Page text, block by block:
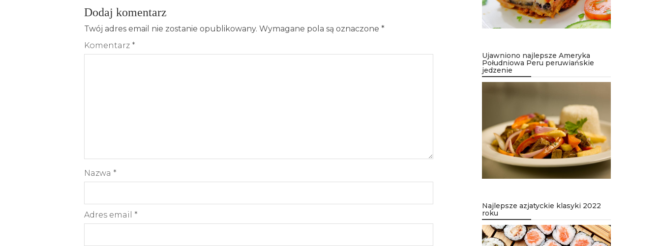
Dodaj komentarz
Twój adres email nie zostanie opublikowany. Wymagane pola są oznaczone *
Komentarz *
Nazwa *
Adres email *
Ujawniono najlepsze Ameryka
Południowa Peru peruwiańskie
jedzenie
Najlepsze azjatyckie klasyki 2022
roku